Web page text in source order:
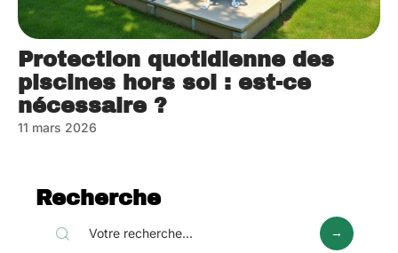
Protection quotidienne des
piscines hors sol : est-ce
nécessaire ?
11 mars 2026
Recherche